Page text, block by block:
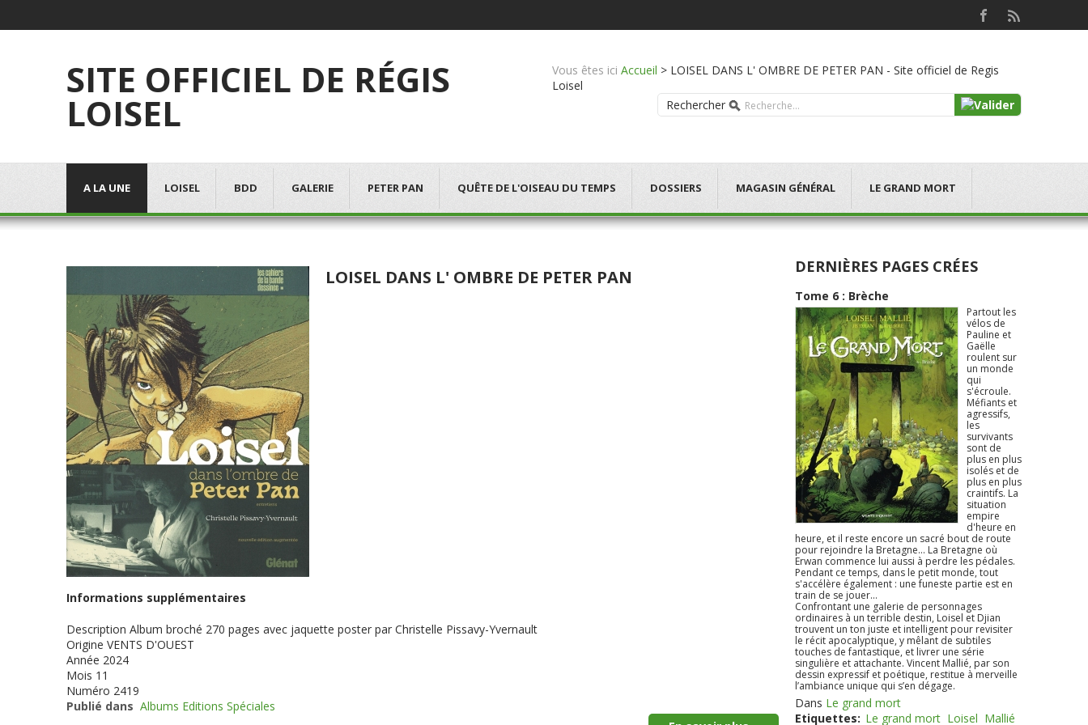
SITE OFFICIEL DE RÉGIS
LOISEL
Vous êtes ici Accueil > LOISEL DANS L' OMBRE DE PETER PAN - Site officiel de Regis
Loisel
Rechercher
A LA UNE LOISEL BDD GALERIE PETER PAN QUÊTE DE L'OISEAU DU TEMPS DOSSIERS MAGASIN GÉNÉRAL LE GRAND MORT
LOISEL DANS L' OMBRE DE PETER PAN
Informations supplémentaires
Description Album broché 270 pages avec jaquette poster par Christelle Pissavy-Yvernault
Origine VENTS D'OUEST
Année 2024
Mois 11
Numéro 2419
Publié dans Albums Editions Spéciales
DERNIÈRES PAGES CRÉES
Tome 6 : Brèche
Partout les
vélos de
Pauline et
Gaëlle
roulent sur
un monde
qui
s'écroule.
Méfiants et
agressifs,
les
survivants
sont de
plus en plus
isolés et de
plus en plus
craintifs. La
situation
empire
d'heure en
heure, et il reste encore un sacré bout de route
pour rejoindre la Bretagne... La Bretagne où
Erwan commence lui aussi à perdre les pédales.
Pendant ce temps, dans le petit monde, tout
s'accélère également : une funeste partie est en
train de se jouer...
Confrontant une galerie de personnages
ordinaires à un terrible destin, Loisel et Djian
trouvent un ton juste et intelligent pour revisiter
le récit apocalyptique, y mêlant de subtiles
touches de fantastique, et livrer une série
singulière et attachante. Vincent Mallié, par son
dessin expressif et poétique, restitue à merveille
l’ambiance unique qui s’en dégage.
Dans Le grand mort
Etiquettes: Le grand mort Loisel Mallié